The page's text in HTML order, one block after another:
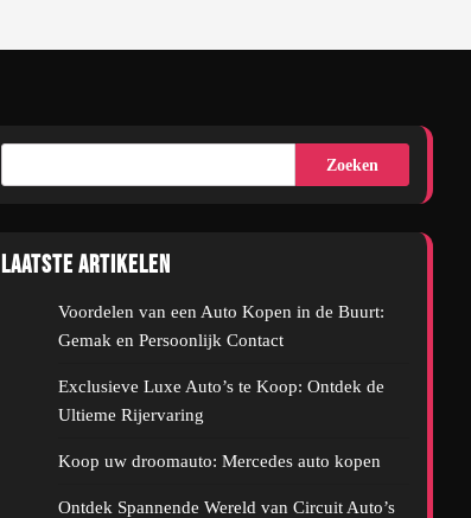
Zoeken
Laatste artikelen
Voordelen van een Auto Kopen in de Buurt:
Gemak en Persoonlijk Contact
Exclusieve Luxe Auto’s te Koop: Ontdek de
Ultieme Rijervaring
Koop uw droomauto: Mercedes auto kopen
Ontdek Spannende Wereld van Circuit Auto’s